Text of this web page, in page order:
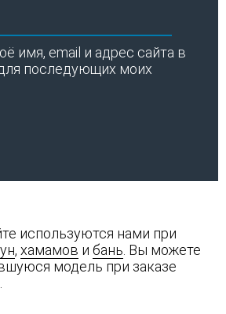
имя, email и адрес сайта в
последующих моих
используются нами при
, хамамов и бань . Вы можете
модель при заказе